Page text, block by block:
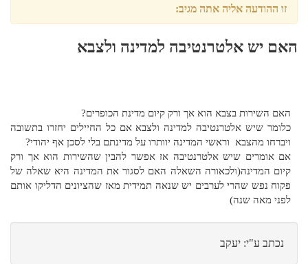
זו ההודעה אליה אתה מגיב:
האם יש אלטרנטיבה למדינה ולצבא
האם השירות בצבא הוא אך ורק קיום מדינת הכופרים?
כלומר שיש אלטרנטיבה למדינה ולצבא אם כל החיילים יחזרו בתשובה
ויברחו מהצבא וראשי המדינה יוותרו על מדינתם בלי לסכן אף יהודי?
אם אומרים שיש אלטרנטיבה אז אפשר להבין שהשירות הוא אך ורק
קיום המדינה(ולכאורה השאלה האם לסגור את המדינה היא שאלה של
פקוח נפש שהרי לערבים יש שנאה תמידית מאז שהציונים הדליקו אותם
לפני מאה שנה)
נכתב ע"י: יעקב